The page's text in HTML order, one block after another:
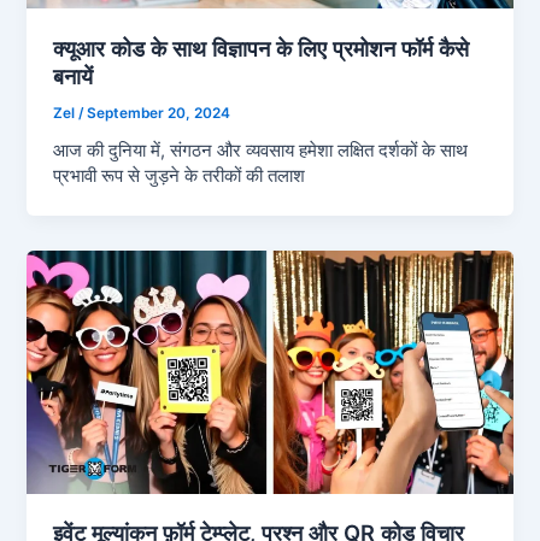
क्यूआर कोड के साथ विज्ञापन के लिए प्रमोशन फॉर्म कैसे
बनायें
Zel/September 20, 2024
आज की दुनिया में, संगठन और व्यवसाय हमेशा लक्षित दर्शकों के साथ
प्रभावी रूप से जुड़ने के तरीकों की तलाश
इवेंट मूल्यांकन फ़ॉर्म टेम्प्लेट, प्रश्न और QR कोड विचार